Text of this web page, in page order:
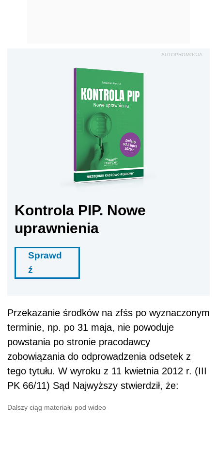
AUTOPROMOCJA
Kontrola PIP. Nowe
uprawnienia
Sprawd
ź
Przekazanie środków na zfśs po wyznaczonym
terminie, np. po 31 maja, nie powoduje
powstania po stronie pracodawcy
zobowiązania do odprowadzenia odsetek z
tego tytułu. W wyroku z 11 kwietnia 2012 r. (III
PK 66/11) Sąd Najwyższy stwierdził, że:
Dalszy ciąg materiału pod wideo